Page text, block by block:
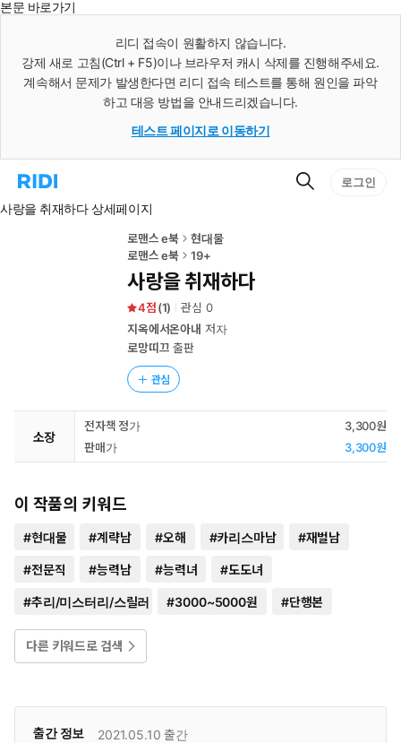
본문 바로가기
리디 접속이 원활하지 않습니다.
강제 새로 고침(Ctrl + F5)이나 브라우저 캐시 삭제를 진행해주세요.
계속해서 문제가 발생한다면 리디 접속 테스트를 통해 원인을 파악
하고 대응 방법을 안내드리겠습니다.
테스트 페이지로 이동하기
리
홈
검
로그인
사랑을 취재하다 상세페이지
로맨스 e북
현대물
로맨스 e북
19+
사랑을 취재하다
4 (1) 관심 0
지옥에서온아내 저자
로망띠끄 출판
관심
소장
전자책 정가
3,300원
판매가
3,300원
이 작품의 키워드
#현대물 #계략남 #오해 #카리스마남 #재벌남
#전문직 #능력남 #능력녀 #도도녀
#추리/미스터리/스릴러 #3000~5000원 #단행본
다른 키워드로 검색
출간 정보 2021.05.10 출간